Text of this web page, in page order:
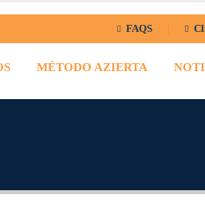
FAQS
MÉTODO AZIERTA